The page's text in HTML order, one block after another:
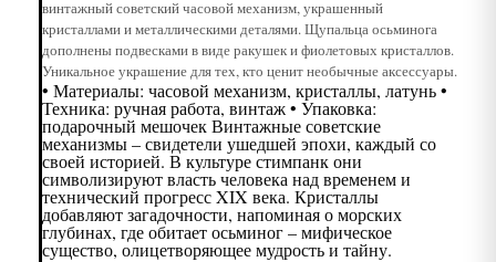
винтажный советский часовой механизм, украшенный
кристаллами и металлическими деталями. Щупальца осьминога
дополнены подвесками в виде ракушек и фиолетовых кристаллов.
Уникальное украшение для тех, кто ценит необычные аксессуары.
• Материалы: часовой механизм, кристаллы, латунь •
Техника: ручная работа, винтаж • Упаковка:
подарочный мешочек Винтажные советские
механизмы – свидетели ушедшей эпохи, каждый со
своей историей. В культуре стимпанк они
символизируют власть человека над временем и
технический прогресс XIX века. Кристаллы
добавляют загадочности, напоминая о морских
глубинах, где обитает осьминог – мифическое
существо, олицетворяющее мудрость и тайну.